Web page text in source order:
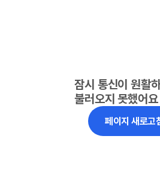
잠시 통신이 원활
불러오지 못했어
페이지 새로고